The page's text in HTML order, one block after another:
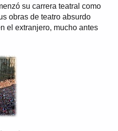
su carrera teatral como
obras de teatro absurdo
el extranjero, mucho antes